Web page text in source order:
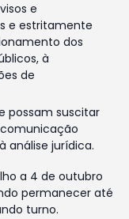
e
e estritamente
dos
à
de
possam suscitar
análise jurídica.
a 4 de outubro
permanecer até
turno.